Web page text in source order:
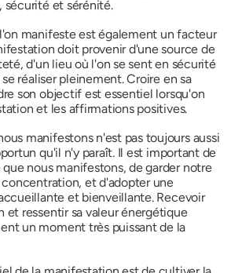
sécurité et sérénité.
manifeste est également un facteur
doit provenir d'une source de
d'un lieu où l'on se sent en sécurité
réaliser pleinement. Croire en sa
son objectif est essentiel lorsqu'on
et les affirmations positives.
manifestons n'est pas toujours aussi
qu'il n'y paraît. Il est important de
nous manifestons, de garder notre
et d'adopter une
et bienveillante. Recevoir
et ressentir sa valeur énergétique
un moment très puissant de la